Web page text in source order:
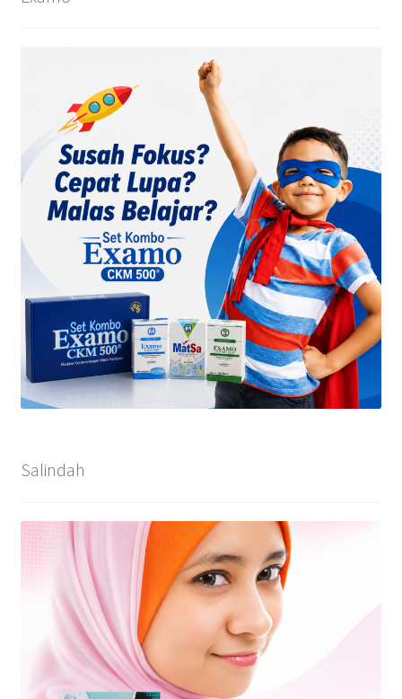
Salindah